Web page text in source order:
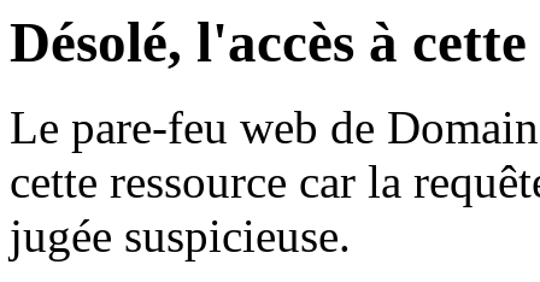
Désolé, l'accès à
Le pare-feu web de
cette ressource car la
jugée suspicieuse.